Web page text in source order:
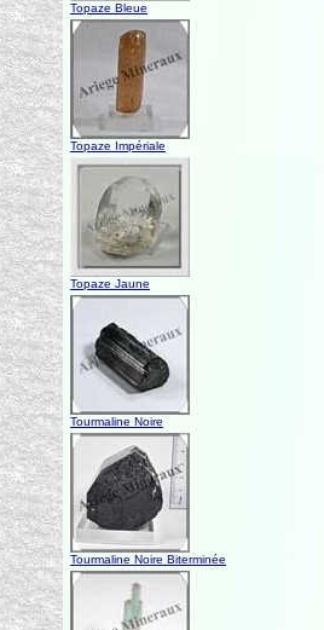
Topaze Bleue
Topaze Impériale
Topaze Jaune
Tourmaline Noire
Tourmaline Noire Biterminée